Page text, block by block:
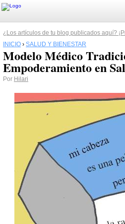
¿Los artículos de tu blog publicados aquí?
INICIO › SALUD Y BIENESTAR
Modelo Médico
Empoderamiento en
Por Hilari